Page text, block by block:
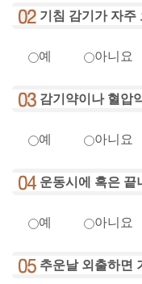
기침 감기가 자주
예 아니요
감기약이나 혈압
예 아니요
운동시에 혹은 끝
예 아니요
추운날 외출하면